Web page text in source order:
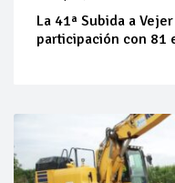
La 41ª Subida a
participación con 81